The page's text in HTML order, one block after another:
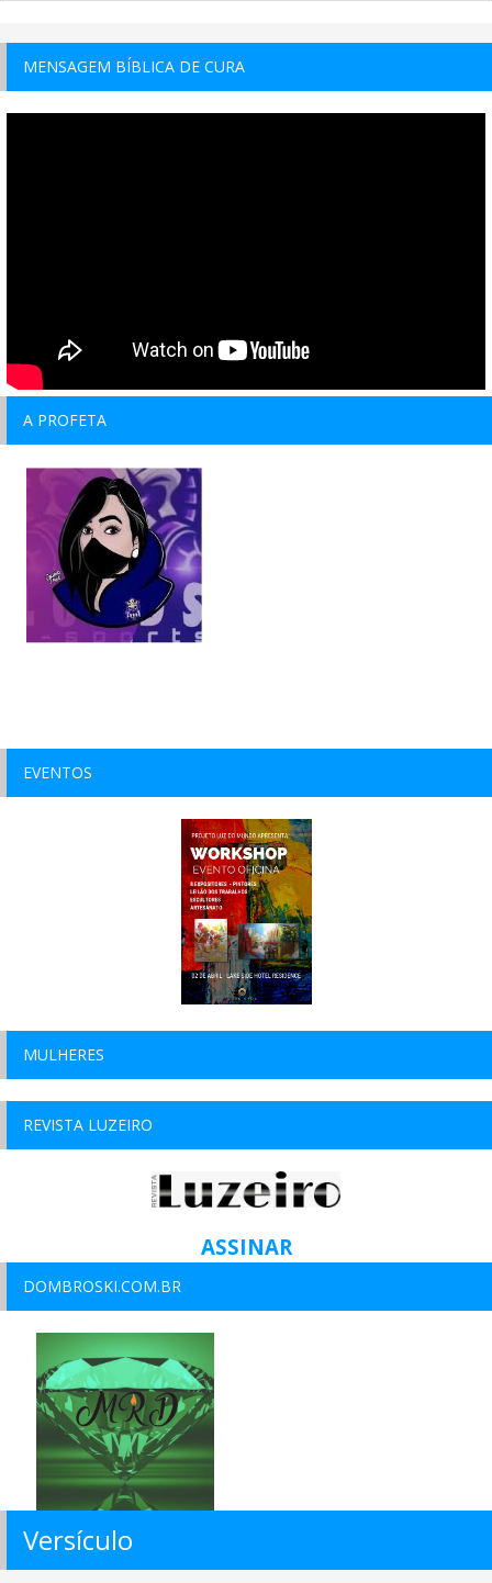
MENSAGEM BÍBLICA DE CURA
A PROFETA
EVENTOS
MULHERES
REVISTA LUZEIRO
ASSINAR
DOMBROSKI.COM.BR
Versículo